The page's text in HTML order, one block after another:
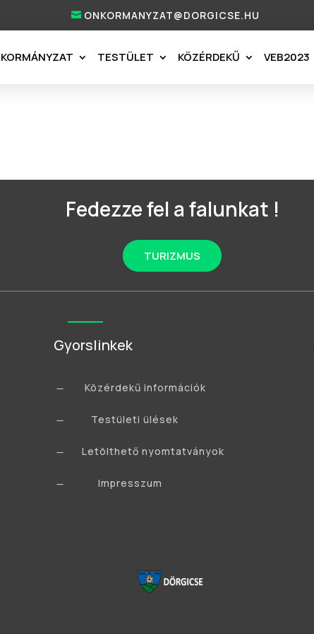
ONKORMANYZAT@DORGICSE.HU
TESTÜLET KÖZÉRDEKŰ VEB2023
Fedezze fel a falunkat !
TURIZMUS
Gyorslinkek
K Közérdekű információk
K Testületi ülések
K Letölthető nyomtatványok
K Impresszum